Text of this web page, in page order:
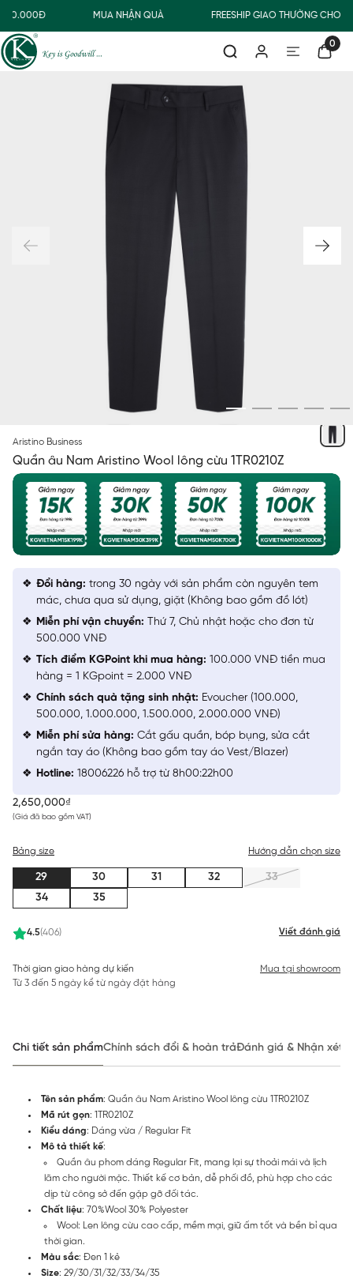
500.000Đ MUA NHẬN QUÀ FREESHIP GIAO THƯỜNG CHO
0
Aristino Business
Quần âu Nam Aristino Wool lông cừu 1TR0210Z
2,650,000₫
(Giá đã bao gồm VAT)
4.5(406) Viết đánh giá
Bảng size Hướng dẫn chọn size
29 30 31 32
33
34
35
Thời gian giao hàng dự kiến
Từ 3 đến 5 ngày kể từ ngày đặt hàng
Mua tại showroom
Đổi hàng: trong 30 ngày với sản phẩm còn nguyên tem
mác, chưa qua sử dụng, giặt (Không bao gồm đồ lót)
Miễn phí vận chuyển: Thứ 7, Chủ nhật hoặc cho đơn từ
500.000 VNĐ
Tích điểm KGPoint khi mua hàng: 100.000 VNĐ tiền mua
hàng = 1 KGpoint = 2.000 VNĐ
Chính sách quà tặng sinh nhật: Evoucher (100.000,
500.000, 1.000.000, 1.500.000, 2.000.000 VNĐ)
Miễn phí sửa hàng: Cắt gấu quần, bóp bụng, sửa cắt
ngắn tay áo (Không bao gồm tay áo Vest/Blazer)
Hotline: 18006226 hỗ trợ từ 8h00:22h00
Chi tiết sản phẩmChính sách đổi & hoàn trảĐánh giá & Nhận xét
Tên sản phẩm: Quần âu Nam Aristino Wool lông cừu 1TR0210Z
Mã rút gọn: 1TR0210Z
Kiểu dáng: Dáng vừa / Regular Fit
Mô tả thiết kế:
Quần âu phom dáng Regular Fit, mang lại sự thoải mái và lịch
lãm cho người mặc. Thiết kế cơ bản, dễ phối đồ, phù hợp cho các
dịp từ công sở đến gặp gỡ đối tác.
Chất liệu: 70%Wool 30% Polyester
Wool: Len lông cừu cao cấp, mềm mại, giữ ấm tốt và bền bỉ qua
thời gian.
Màu sắc: Đen 1 kẻ
Size: 29/30/31/32/33/34/35